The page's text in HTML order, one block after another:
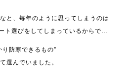
と、毎年のように思ってしまうのは
ト選びをしてしまっているからで...
り防寒できるもの”
選んでいました。